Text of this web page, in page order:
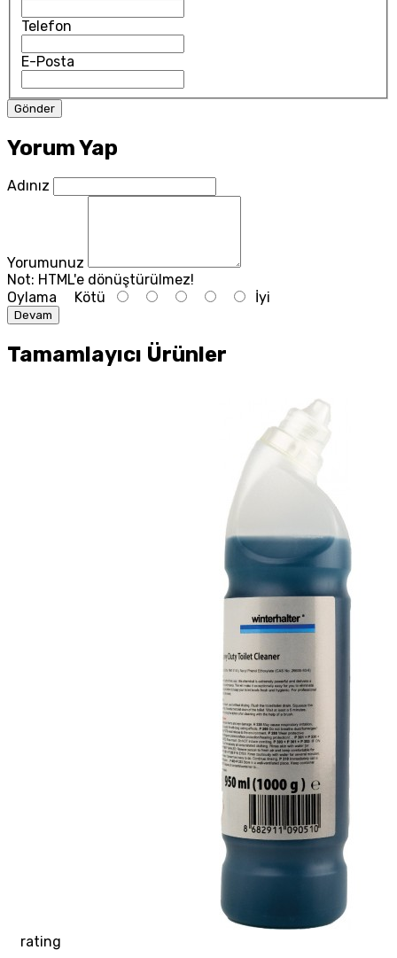
Telefon
E-Posta
Yorum Yap
Adınız
Yorumunuz
Not: HTML'e dönüştürülmez!
Oylama Kötü İyi
Devam
Tamamlayıcı Ürünler
rating